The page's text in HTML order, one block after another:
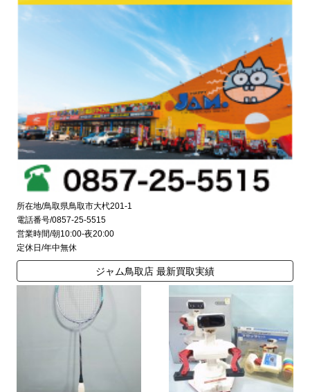
所在地/鳥取県鳥取市大杙201-1
電話番号/0857-25-5515
営業時間/朝10:00-夜20:00
定休日/年中無休
ジャム鳥取店 最新買取実績